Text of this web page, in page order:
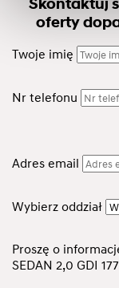
oferty
Twoje imię
Nr telefonu
Adres email
Wybierz oddział
Proszę o
SEDAN 2,0 GDI